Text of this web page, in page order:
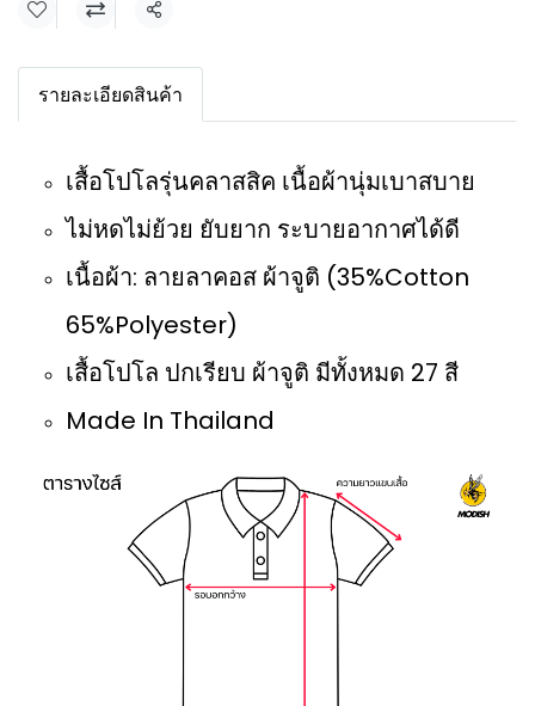
แชร์
รายละเอียดสินค้า
เสื้อโปโลรุ่นคลาสสิค เนื้อผ้านุ่มเบาสบาย
ไม่หดไม่ย้วย ยับยาก ระบายอากาศได้ดี
เนื้อผ้า: ลายลาคอส ผ้าจูติ (35%Cotton
65%Polyester)
เสื้อโปโล ปกเรียบ ผ้าจูติ มีทั้งหมด 27 สี
Made In Thailand